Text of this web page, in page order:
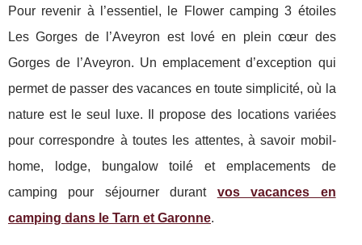
Pour revenir à l’essentiel, le Flower camping 3 étoiles
Les Gorges de l’Aveyron est lové en plein cœur des
Gorges de l’Aveyron. Un emplacement d’exception qui
permet de passer des vacances en toute simplicité, où la
nature est le seul luxe. Il propose des locations variées
pour correspondre à toutes les attentes, à savoir mobil-
home, lodge, bungalow toilé et emplacements de
camping pour séjourner durant vos vacances en
camping dans le Tarn et Garonne.